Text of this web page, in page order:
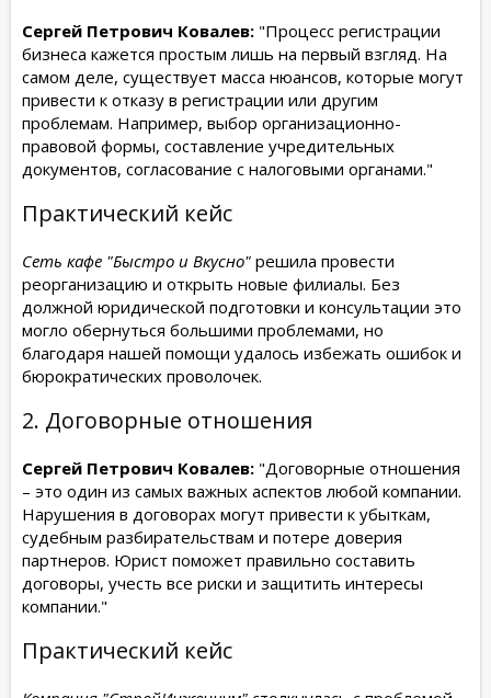
Сергей Петрович Ковалев: "Процесс регистрации
бизнеса кажется простым лишь на первый взгляд. На
самом деле, существует масса нюансов, которые могут
привести к отказу в регистрации или другим
проблемам. Например, выбор организационно-
правовой формы, составление учредительных
документов, согласование с налоговыми органами."
Практический кейс
Сеть кафе "Быстро и Вкусно" решила провести
реорганизацию и открыть новые филиалы. Без
должной юридической подготовки и консультации это
могло обернуться большими проблемами, но
благодаря нашей помощи удалось избежать ошибок и
бюрократических проволочек.
2. Договорные отношения
Сергей Петрович Ковалев: "Договорные отношения
– это один из самых важных аспектов любой компании.
Нарушения в договорах могут привести к убыткам,
судебным разбирательствам и потере доверия
партнеров. Юрист поможет правильно составить
договоры, учесть все риски и защитить интересы
компании."
Практический кейс